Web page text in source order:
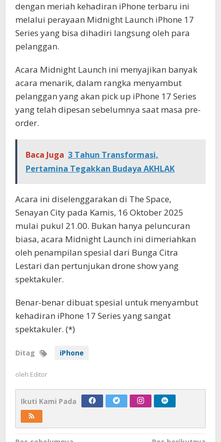
dengan meriah kehadiran iPhone terbaru ini
melalui perayaan Midnight Launch iPhone 17
Series yang bisa dihadiri langsung oleh para
pelanggan.
Acara Midnight Launch ini menyajikan banyak
acara menarik, dalam rangka menyambut
pelanggan yang akan pick up iPhone 17 Series
yang telah dipesan sebelumnya saat masa pre-
order.
Baca Juga 3 Tahun Transformasi,
Pertamina Tegakkan Budaya AKHLAK
Acara ini diselenggarakan di The Space,
Senayan City pada Kamis, 16 Oktober 2025
mulai pukul 21.00. Bukan hanya peluncuran
biasa, acara Midnight Launch ini dimeriahkan
oleh penampilan spesial dari Bunga Citra
Lestari dan pertunjukan drone show yang
spektakuler.
Benar-benar dibuat spesial untuk menyambut
kehadiran iPhone 17 Series yang sangat
spektakuler. (*)
Ditag iPhone
oleh Editor
Ikuti Kami Pada